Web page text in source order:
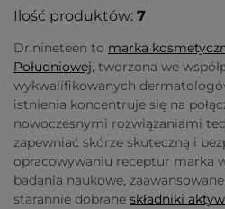
Ilość produktów: 7
Dr.nineteen to marka
Południowej, tworzona we
wykwalifikowanych
istnienia koncentruje się na
nowoczesnymi rozwiązaniami
zapewniać skórze skuteczną i
opracowywaniu receptur marka
badania naukowe,
starannie dobrane składniki